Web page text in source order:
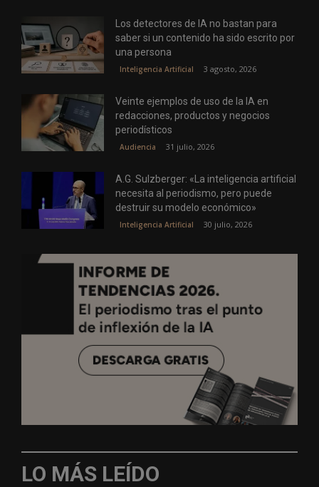
Los detectores de IA no bastan para
saber si un contenido ha sido escrito por
una persona
Inteligencia Artificial 3 agosto, 2026
Veinte ejemplos de uso de la IA en
redacciones, productos y negocios
periodísticos
Audiencia 31 julio, 2026
A.G. Sulzberger: «La inteligencia artificial
necesita al periodismo, pero puede
destruir su modelo económico»
Inteligencia Artificial 30 julio, 2026
LO MÁS LEÍDO